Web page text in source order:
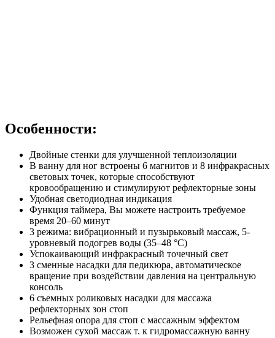
Особенности:
Двойные стенки для улучшенной теплоизоляции
В ванну для ног встроены 6 магнитов и 8 инфракрасных
световых точек, которые способствуют
кровообращению и стимулируют рефлекторные зоны
Удобная светодиодная индикация
Функция таймера, Вы можете настроить требуемое
время 20–60 минут
3 режима: вибрационный и пузырьковый массаж, 5-
уровневый подогрев воды (35–48 °C)
Успокаивающий инфракрасный точечный свет
3 сменные насадки для педикюра, автоматическое
вращение при воздействии давления на центральную
консоль
6 съемных роликовых насадки для массажа
рефлекторных зон стоп
Рельефная опора для стоп с массажным эффектом
Возможен сухой массаж т. к гидромассажную ванну